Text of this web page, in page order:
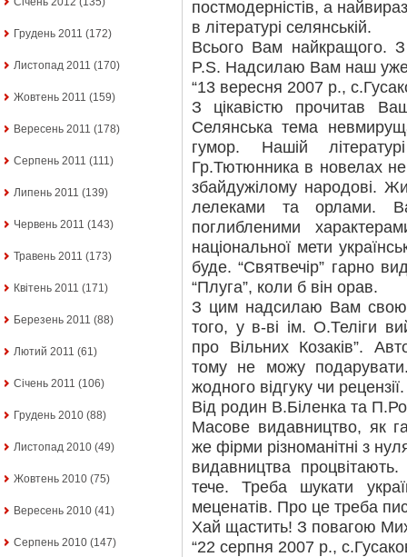
Грудень 2011 (172)
Листопад 2011 (170)
Жовтень 2011 (159)
Вересень 2011 (178)
Серпень 2011 (111)
Липень 2011 (139)
Червень 2011 (143)
Травень 2011 (173)
Квітень 2011 (171)
Березень 2011 (88)
Лютий 2011 (61)
Січень 2011 (106)
Грудень 2010 (88)
Листопад 2010 (49)
Жовтень 2010 (75)
Вересень 2010 (41)
Серпень 2010 (147)
постмодерністів, а
в літературі селянській.
Всього Вам найкращого.
P.S. Надсилаю Вам наш уже
“13 вересня 2007 р.,
З цікавістю прочитав
Селянська тема
гумор. Нашій
Гр.Тютюнника в новелах не
збайдужілому народові.
лелеками та орлами.
поглибленими
національної мети
буде. “Святвечір” гарно
“Плуга”, коли б він орав.
З цим надсилаю Вам свою
того, у в-ві ім. О.Теліги
про Вільних Козаків”.
тому не можу
жодного відгуку чи рецензії.
Від родин В.Біленка та
Масове видавництво, як
же фірми різноманітні з
видавництва
тече. Треба шукати
меценатів. Про це треба
Хай щастить! З повагою
“22 серпня 2007 р.,